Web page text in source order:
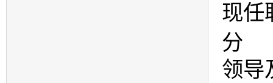
现任
分
领导